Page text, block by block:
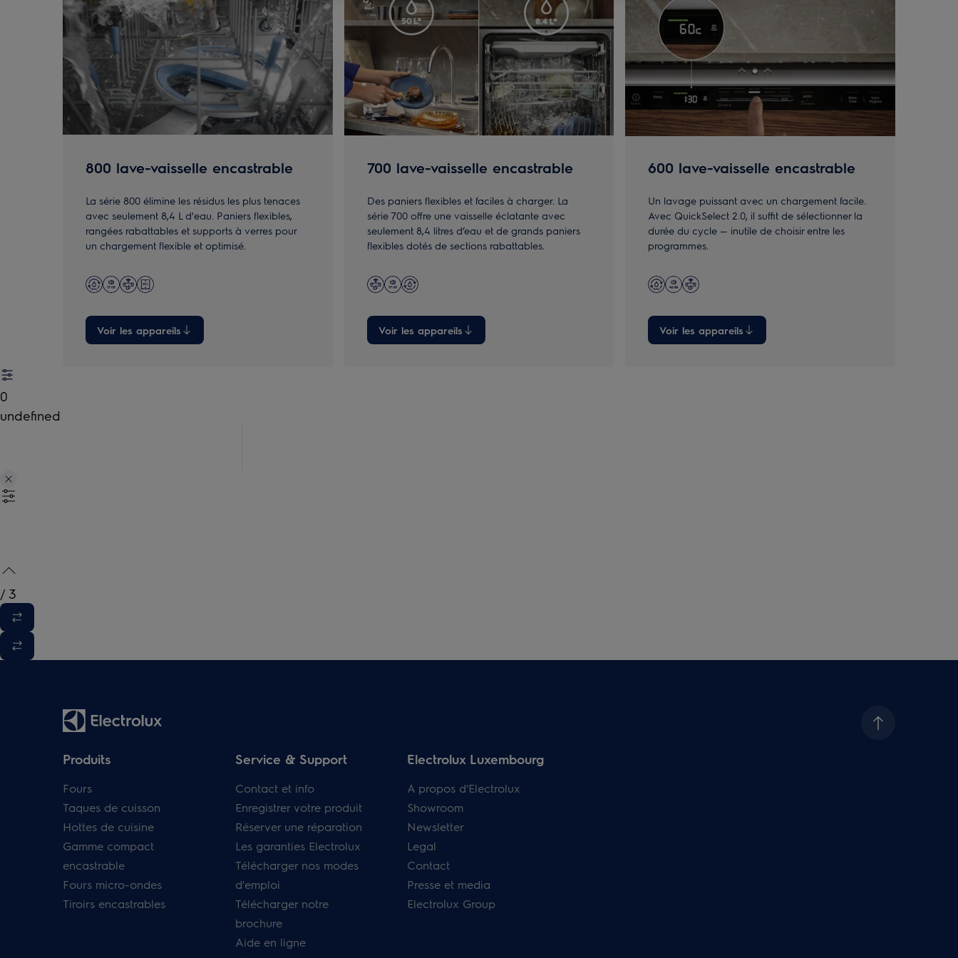
800 lave-vaisselle encastrable
La série 800 élimine les résidus les plus tenaces
avec seulement 8,4 L d'eau. Paniers flexibles,
rangées rabattables et supports à verres pour
un chargement flexible et optimisé.
Voir les appareils
700 lave-vaisselle encastrable
Des paniers flexibles et faciles à charger. La
série 700 offre une vaisselle éclatante avec
seulement 8,4 litres d’eau et de grands paniers
flexibles dotés de sections rabattables.
Voir les appareils
600 lave-vaisselle encastrable
Un lavage puissant avec un chargement facile.
Avec QuickSelect 2.0, il suffit de sélectionner la
durée du cycle — inutile de choisir entre les
programmes.
Voir les appareils
0
undefined
/ 3
Produits
Fours
Taques de cuisson
Hottes de cuisine
Gamme compact
encastrable
Fours micro-ondes
Tiroirs encastrables
Service & Support
Contact et info
Enregistrer votre produit
Réserver une réparation
Les garanties Electrolux
Télécharger nos modes
d'emploi
Télécharger notre
brochure
Aide en ligne
Electrolux Luxembourg
A propos d'Electrolux
Showroom
Newsletter
Legal
Contact
Presse et media
Electrolux Group